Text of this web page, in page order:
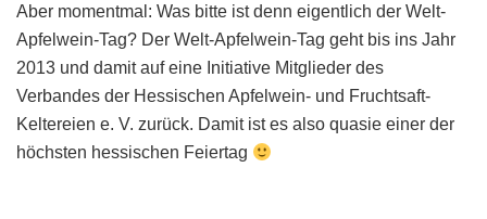
–
Zeig
uns,
der
Äppler
für
Aber momentmal: Was bitte ist denn eigentlich der Welt-
Apfelwein-Tag? Der Welt-Apfelwein-Tag geht bis ins Jahr
2013 und damit auf eine Initiative Mitglieder des
Verbandes der Hessischen Apfelwein- und Fruchtsaft-
Keltereien e. V. zurück. Damit ist es also quasie einer der
höchsten hessischen Feiertag